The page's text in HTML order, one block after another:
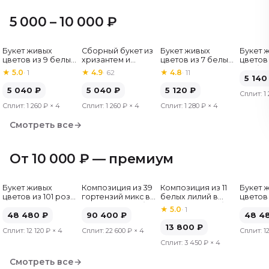
5 000 – 10 000 ₽
Букет живых
цветов из 9 белых
роз, Эквадор, 60
см
★ 5.0· 1
5 040 ₽
Сплит: 1 260 ₽ × 4
Хит
Сборный букет из
хризантем и
альстромерий
★ 4.9· 62
5 040 ₽
Сплит: 1 260 ₽× 4
Букет живых
цветов из 7 белых
хризантем
★4.8·11
5 120 ₽
Сплит:1 280 ₽ × 4
Букет
цветов
5 140
Сплит: 1
Смотреть все→
От 10 000 ₽ — премиум
Букет живых
цветов из 101 розы
см
48 480 ₽
Сплит: 12 120 ₽ × 4
Композиция из 39
гортензий микс в
90 400 ₽
Сплит: 22 600 ₽× 4
Композиция из 11
белых лилий в
шляпной коробке
★5.0·1
13 800 ₽
Сплит:3 450 ₽ × 4
Букет
цветов
см
48
Сплит:
Смотреть все→